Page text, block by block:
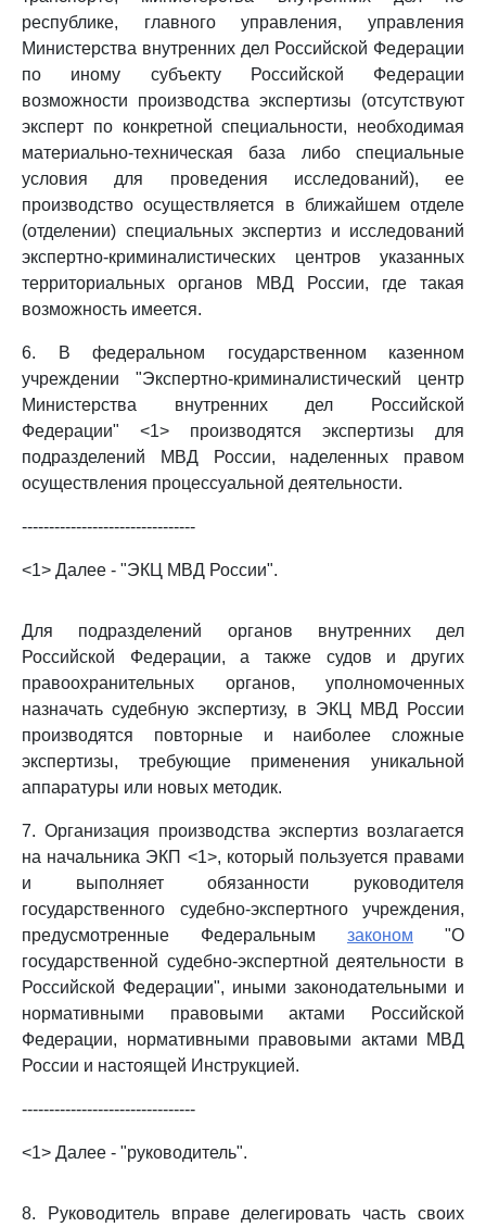
республике, главного управления, управления
Министерства внутренних дел Российской Федерации
по иному субъекту Российской Федерации
возможности производства экспертизы (отсутствуют
эксперт по конкретной специальности, необходимая
материально-техническая база либо специальные
условия для проведения исследований), ее
производство осуществляется в ближайшем отделе
(отделении) специальных экспертиз и исследований
экспертно-криминалистических центров указанных
территориальных органов МВД России, где такая
возможность имеется.
6. В федеральном государственном казенном
учреждении "Экспертно-криминалистический центр
Министерства внутренних дел Российской
Федерации" <1> производятся экспертизы для
подразделений МВД России, наделенных правом
осуществления процессуальной деятельности.
--------------------------------
<1> Далее - "ЭКЦ МВД России".
Для подразделений органов внутренних дел
Российской Федерации, а также судов и других
правоохранительных органов, уполномоченных
назначать судебную экспертизу, в ЭКЦ МВД России
производятся повторные и наиболее сложные
экспертизы, требующие применения уникальной
аппаратуры или новых методик.
7. Организация производства экспертиз возлагается
на начальника ЭКП <1>, который пользуется правами
и выполняет обязанности руководителя
государственного судебно-экспертного учреждения,
предусмотренные Федеральным законом "О
государственной судебно-экспертной деятельности в
Российской Федерации", иными законодательными и
нормативными правовыми актами Российской
Федерации, нормативными правовыми актами МВД
России и настоящей Инструкцией.
--------------------------------
<1> Далее - "руководитель".
8. Руководитель вправе делегировать часть своих